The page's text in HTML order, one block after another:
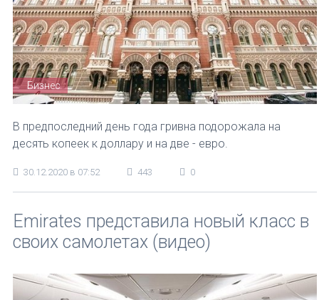
Бизнес
В предпоследний день года гривна подорожала на
десять копеек к доллару и на две - евро.
30.12.2020 в 07:52 443 0
Emirates представила новый класс в
своих самолетах (видео)